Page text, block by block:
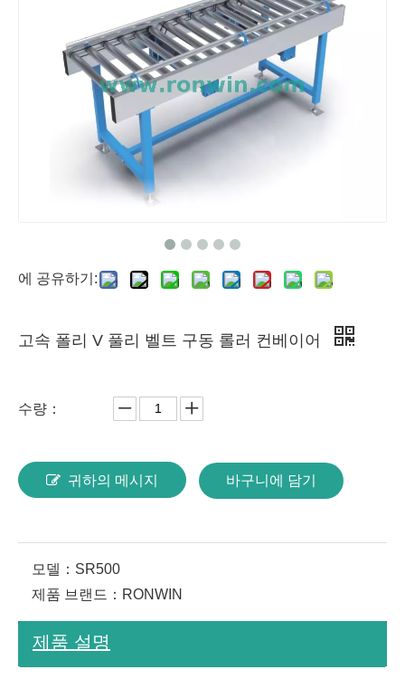
에 공유하기:
고속 폴리 V 풀리 벨트 구동 롤러 컨베이어
수량：
귀하의 메시지 바구니에 담기
모델： SR500
제품 브랜드： RONWIN
제품 설명